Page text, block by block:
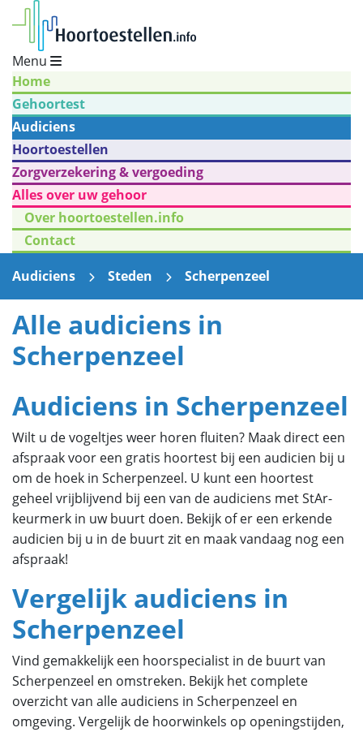
Menu
Home
Gehoortest
Audiciens
Hoortoestellen
Zorgverzekering & vergoeding
Alles over uw gehoor
Over hoortoestellen.info
Contact
Audiciens
Steden Scherpenzeel
Alle audiciens in
Scherpenzeel
Audiciens in Scherpenzeel
Wilt u de vogeltjes weer horen fluiten? Maak direct een
afspraak voor een gratis hoortest bij een audicien bij u
om de hoek in Scherpenzeel. U kunt een hoortest
geheel vrijblijvend bij een van de audiciens met StAr-
keurmerk in uw buurt doen. Bekijk of er een erkende
audicien bij u in de buurt zit en maak vandaag nog een
afspraak!
Vergelijk audiciens in
Scherpenzeel
Vind gemakkelijk een hoorspecialist in de buurt van
Scherpenzeel en omstreken. Bekijk het complete
overzicht van alle audiciens in Scherpenzeel en
omgeving. Vergelijk de hoorwinkels op openingstijden,